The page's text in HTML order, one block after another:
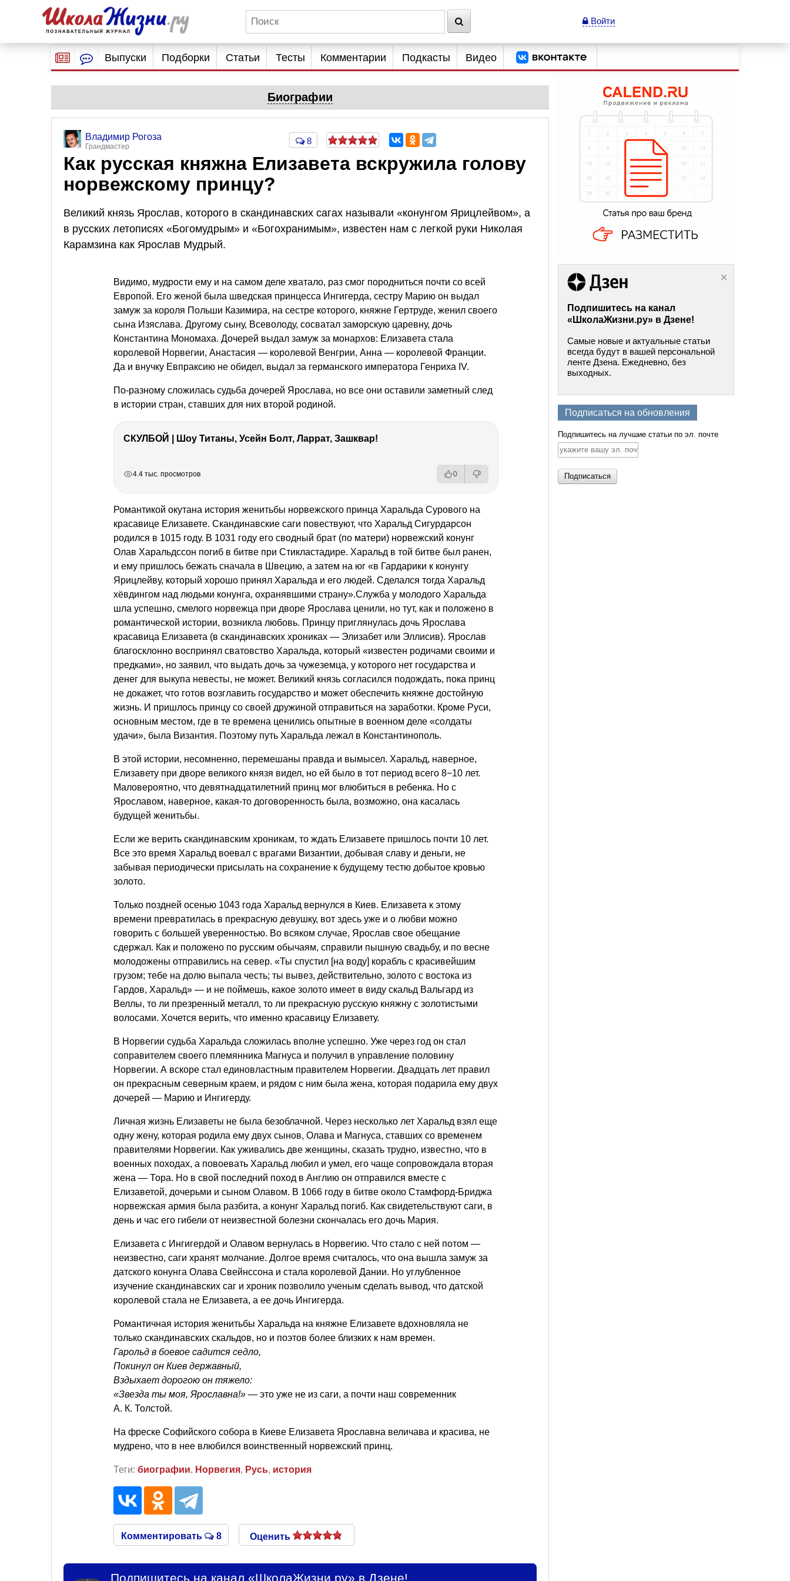
Войти
Выпуски Подборки Статьи Тесты Комментарии Подкасты Видео
Биографии
Владимир Рогоза
Грандмастер
8
Как русская княжна Елизавета вскружила голову
норвежскому принцу?
Великий князь Ярослав, которого в скандинавских сагах называли «конунгом Ярицлейвом», а
в русских летописях «Богомудрым» и «Богохранимым», известен нам с легкой руки Николая
Карамзина как Ярослав Мудрый.
Видимо, мудрости ему и на самом деле хватало, раз смог породниться почти со всей
Европой. Его женой была шведская принцесса Ингигерда, сестру Марию он выдал
замуж за короля Польши Казимира, на сестре которого, княжне Гертруде, женил своего
сына Изяслава. Другому сыну, Всеволоду, сосватал заморскую царевну, дочь
Константина Мономаха. Дочерей выдал замуж за монархов: Елизавета стала
королевой Норвегии, Анастасия — королевой Венгрии, Анна — королевой Франции.
Да и внучку Евпраксию не обидел, выдал за германского императора Генриха IV.
По-разному сложилась судьба дочерей Ярослава, но все они оставили заметный след
в истории стран, ставших для них второй родиной.
СКУЛБОЙ | Шоу Титаны, Усейн Болт, Ларрат, Зашквар!
4.4 тыс. просмотров 0
Романтикой окутана история женитьбы норвежского принца Харальда Сурового на
красавице Елизавете. Скандинавские саги повествуют, что Харальд Сигурдарсон
родился в 1015 году. В 1031 году его сводный брат (по матери) норвежский конунг
Олав Харальдссон погиб в битве при Стикластадире. Харальд в той битве был ранен,
и ему пришлось бежать сначала в Швецию, а затем на юг «в Гардарики к конунгу
Ярицлейву, который хорошо принял Харальда и его людей. Сделался тогда Харальд
хёвдингом над людьми конунга, охранявшими страну».Служба у молодого Харальда
шла успешно, смелого норвежца при дворе Ярослава ценили, но тут, как и положено в
романтической истории, возникла любовь. Принцу приглянулась дочь Ярослава
красавица Елизавета (в скандинавских хрониках — Элизабет или Эллисив). Ярослав
благосклонно воспринял сватовство Харальда, который «известен родичами своими и
предками», но заявил, что выдать дочь за чужеземца, у которого нет государства и
денег для выкупа невесты, не может. Великий князь согласился подождать, пока принц
не докажет, что готов возглавить государство и может обеспечить княжне достойную
жизнь. И пришлось принцу со своей дружиной отправиться на заработки. Кроме Руси,
основным местом, где в те времена ценились опытные в военном деле «солдаты
удачи», была Византия. Поэтому путь Харальда лежал в Константинополь.
В этой истории, несомненно, перемешаны правда и вымысел. Харальд, наверное,
Елизавету при дворе великого князя видел, но ей было в тот период всего 8−10 лет.
Маловероятно, что девятнадцатилетний принц мог влюбиться в ребенка. Но с
Ярославом, наверное, какая-то договоренность была, возможно, она касалась
будущей женитьбы.
Если же верить скандинавским хроникам, то ждать Елизавете пришлось почти 10 лет.
Все это время Харальд воевал с врагами Византии, добывая славу и деньги, не
забывая периодически присылать на сохранение к будущему тестю добытое кровью
золото.
Только поздней осенью 1043 года Харальд вернулся в Киев. Елизавета к этому
времени превратилась в прекрасную девушку, вот здесь уже и о любви можно
говорить с большей уверенностью. Во всяком случае, Ярослав свое обещание
сдержал. Как и положено по русским обычаям, справили пышную свадьбу, и по весне
молодожены отправились на север. «Ты спустил [на воду] корабль с красивейшим
грузом; тебе на долю выпала честь; ты вывез, действительно, золото с востока из
Гардов, Харальд» — и не поймешь, какое золото имеет в виду скальд Вальгард из
Веллы, то ли презренный металл, то ли прекрасную русскую княжну с золотистыми
волосами. Хочется верить, что именно красавицу Елизавету.
В Норвегии судьба Харальда сложилась вполне успешно. Уже через год он стал
соправителем своего племянника Магнуса и получил в управление половину
Норвегии. А вскоре стал единовластным правителем Норвегии. Двадцать лет правил
он прекрасным северным краем, и рядом с ним была жена, которая подарила ему двух
дочерей — Марию и Ингигерду.
Личная жизнь Елизаветы не была безоблачной. Через несколько лет Харальд взял еще
одну жену, которая родила ему двух сынов, Олава и Магнуса, ставших со временем
правителями Норвегии. Как уживались две женщины, сказать трудно, известно, что в
военных походах, а повоевать Харальд любил и умел, его чаще сопровождала вторая
жена — Тора. Но в свой последний поход в Англию он отправился вместе с
Елизаветой, дочерьми и сыном Олавом. В 1066 году в битве около Стамфорд-Бриджа
норвежская армия была разбита, а конунг Харальд погиб. Как свидетельствуют саги, в
день и час его гибели от неизвестной болезни скончалась его дочь Мария.
Елизавета с Ингигердой и Олавом вернулась в Норвегию. Что стало с ней потом —
неизвестно, саги хранят молчание. Долгое время считалось, что она вышла замуж за
датского конунга Олава Свейнссона и стала королевой Дании. Но углубленное
изучение скандинавских саг и хроник позволило ученым сделать вывод, что датской
королевой стала не Елизавета, а ее дочь Ингигерда.
Романтичная история женитьбы Харальда на княжне Елизавете вдохновляла не
только скандинавских скальдов, но и поэтов более близких к нам времен.
Гарольд в боевое садится седло,
Покинул он Киев державный,
Вздыхает дорогою он тяжело:
«Звезда ты моя, Ярославна!» — это уже не из саги, а почти наш современник
А. К. Толстой.
На фреске Софийского собора в Киеве Елизавета Ярославна величава и красива, не
мудрено, что в нее влюбился воинственный норвежский принц.
Теги: биографии, Норвегия, Русь, история
Комментировать 8 Оценить
Подпишитесь на канал «ШколаЖизни.ру» в Дзене!
Подпишитесь на канал
«ШколаЖизни.ру» в Дзене!
Самые новые и актуальные статьи
всегда будут в вашей персональной
ленте Дзена. Ежедневно, без
выходных.
Подписаться на обновления
Подпишитесь на лучшие статьи по эл. почте